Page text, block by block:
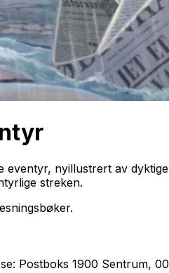
eventyr, nyillustrert av
streken.
Postboks 1900 Sentrum,